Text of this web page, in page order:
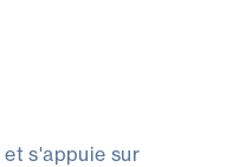
et s'appuie sur